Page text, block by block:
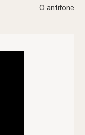
O antifone